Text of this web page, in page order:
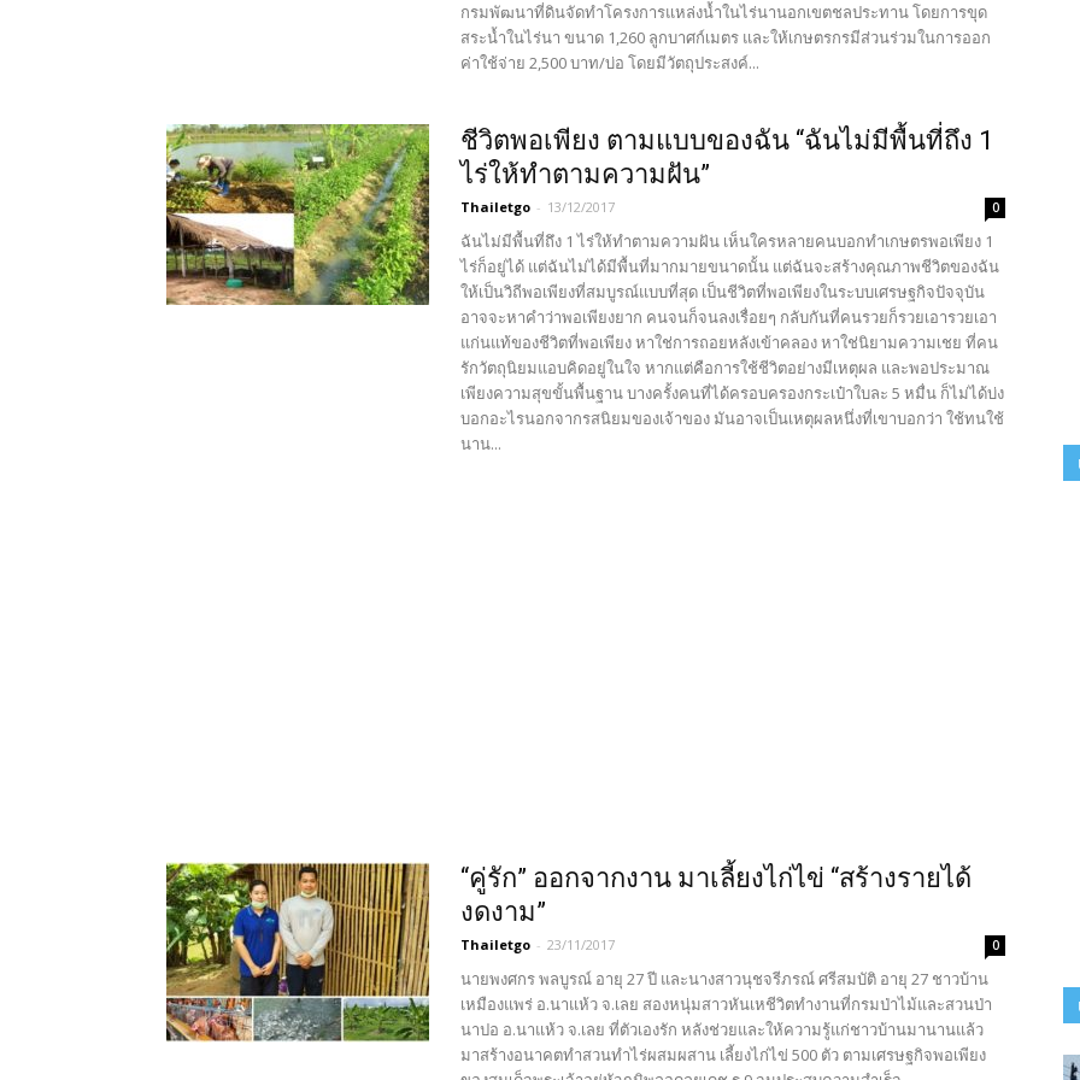
กรมพัฒนาที่ดินจัดทำโครงการแหล่งน้ำในไร่นานอกเขตชลประทาน โดยการขุด
สระน้ำในไร่นา ขนาด 1,260 ลูกบาศก์เมตร และให้เกษตรกรมีส่วนร่วมในการออก
ค่าใช้จ่าย 2,500 บาท/บ่อ โดยมีวัตถุประสงค์...
ชีวิตพอเพียง ตามแบบของฉัน “ฉันไม่มีพื้นที่ถึง 1
ไร่ให้ทำตามความฝัน”
Thailetgo - 13/12/2017 0
ฉันไม่มีพื้นที่ถึง 1 ไร่ให้ทำตามความฝัน เห็นใครหลายคนบอกทำเกษตรพอเพียง 1
ไร่ก็อยู่ได้ แต่ฉันไม่ได้มีพื้นที่มากมายขนาดนั้น แต่ฉันจะสร้างคุณภาพชีวิตของฉัน
ให้เป็นวิถีพอเพียงที่สมบูรณ์แบบที่สุด เป็นชีวิตที่พอเพียงในระบบเศรษฐกิจปัจจุบัน
อาจจะหาคำว่าพอเพียงยาก คนจนก็จนลงเรื่อยๆ กลับกันที่คนรวยก็รวยเอารวยเอา
แก่นแท้ของชีวิตที่พอเพียง หาใช่การถอยหลังเข้าคลอง หาใช่นิยามความเชย ที่คน
รักวัตถุนิยมแอบคิดอยู่ในใจ หากแต่คือการใช้ชีวิตอย่างมีเหตุผล และพอประมาณ
เพียงความสุขขั้นพื้นฐาน บางครั้งคนที่ได้ครอบครองกระเป๋าใบละ 5 หมื่น ก็ไม่ได้บ่ง
บอกอะไรนอกจากรสนิยมของเจ้าของ มันอาจเป็นเหตุผลหนึ่งที่เขาบอกว่า ใช้ทนใช้
นาน...
“คู่รัก” ออกจากงาน มาเลี้ยงไก่ไข่ “สร้างรายได้
งดงาม”
Thailetgo - 23/11/2017 0
นายพงศกร พลบูรณ์ อายุ 27 ปี และนางสาวนุชจรีภรณ์ ศรีสมบัติ อายุ 27 ชาวบ้าน
เหมืองแพร่ อ.นาแห้ว จ.เลย สองหนุ่มสาวหันเหชีวิตทำงานที่กรมป่าไม้และสวนป่า
นาปอ อ.นาแห้ว จ.เลย ที่ตัวเองรัก หลังช่วยและให้ความรู้แก่ชาวบ้านมานานแล้ว
มาสร้างอนาคตทำสวนทำไร่ผสมผสาน เลี้ยงไก่ไข่ 500 ตัว ตามเศรษฐกิจพอเพียง